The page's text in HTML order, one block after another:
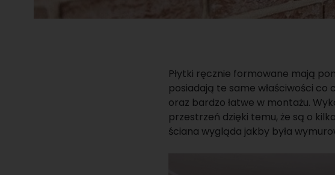
Płytki ręcznie formowane mają
posiadają te same właściwości co
oraz bardzo łatwe w montażu.
przestrzeń dzięki temu, że są o
ściana wygląda jakby była